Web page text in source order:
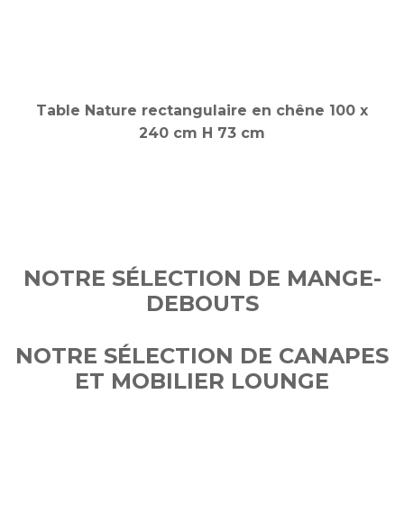
NOTRE SÉLECTION DE MANGE-
DEBOUTS
NOTRE SÉLECTION DE CANAPES
ET MOBILIER LOUNGE